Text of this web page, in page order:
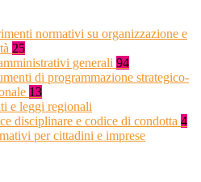
normativi su organizzazione e
25
generali 94
di programmazione strategico-
13
e leggi regionali
disciplinare e codice di condotta 4
per cittadini e imprese